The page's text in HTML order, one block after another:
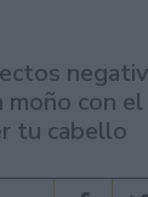
moño con
tu cabello